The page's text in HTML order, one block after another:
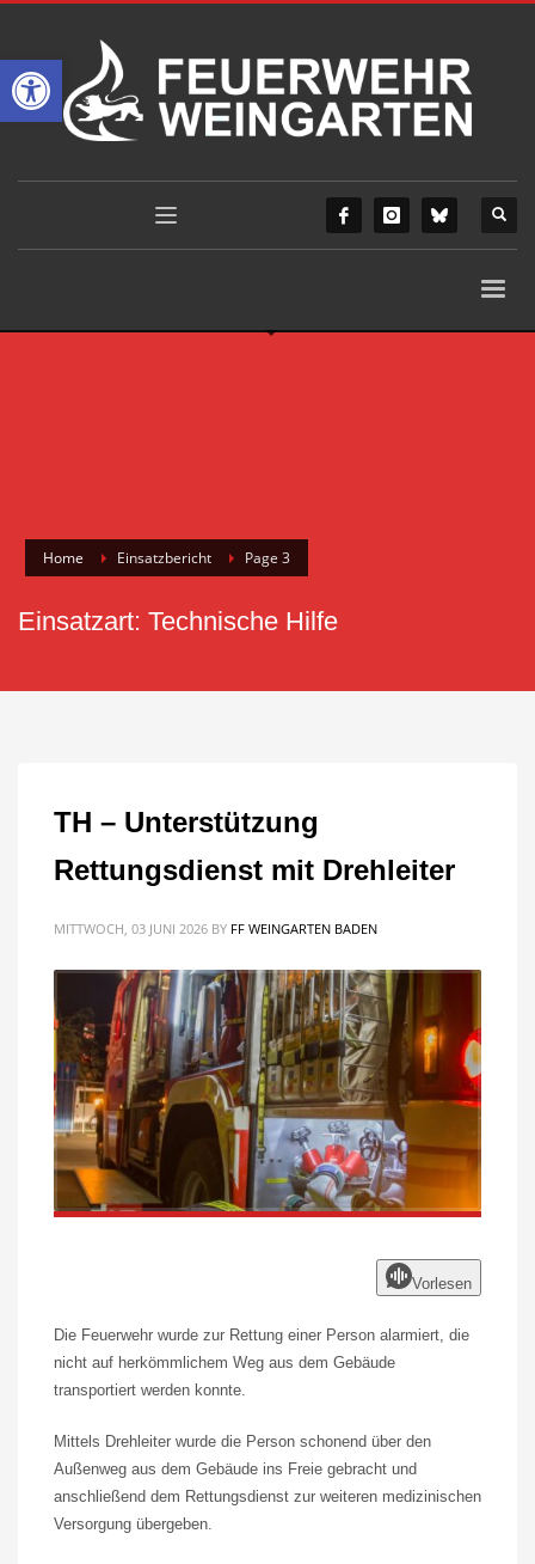
Werkzeugleiste öffnen
Home Einsatzbericht Page 3
Einsatzart: Technische Hilfe
TH – Unterstützung
Rettungsdienst mit Drehleiter
MITTWOCH, 03 JUNI 2026 BY FF WEINGARTEN BADEN
Vorlesen
Die Feuerwehr wurde zur Rettung einer Person alarmiert, die
nicht auf herkömmlichem Weg aus dem Gebäude
transportiert werden konnte.
Mittels Drehleiter wurde die Person schonend über den
Außenweg aus dem Gebäude ins Freie gebracht und
anschließend dem Rettungsdienst zur weiteren medizinischen
Versorgung übergeben.